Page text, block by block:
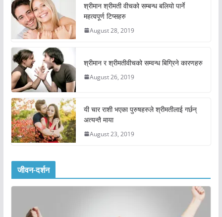
श्रीमान श्रीमती वीचको सम्बन्ध बलियो पार्ने
महत्वपूर्ण टिप्सहरु
August 28, 2019
श्रीमान र श्रीमतीवीचको सम्वन्ध बिग्रिने कारणहरु
August 26, 2019
यी चार राशी भएका पुरुषहरुले श्रीमतीलाई गर्छन्
अत्यन्तै माया
August 23, 2019
जीवन-दर्शन